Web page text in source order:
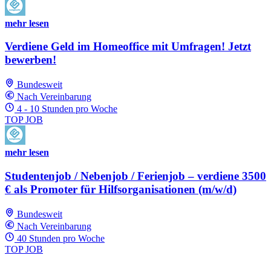
mehr lesen
Verdiene Geld im Homeoffice mit Umfragen! Jetzt
bewerben!
Bundesweit
Nach Vereinbarung
4 - 10 Stunden pro Woche
TOP JOB
mehr lesen
Studentenjob / Nebenjob / Ferienjob – verdiene 3500
€ als Promoter für Hilfsorganisationen (m/w/d)
Bundesweit
Nach Vereinbarung
40 Stunden pro Woche
TOP JOB